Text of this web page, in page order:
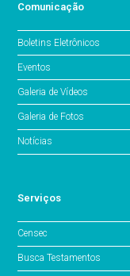
Comunicação
Boletins Eletrônicos
Eventos
Galeria de Vídeos
Galeria de Fotos
Notícias
Serviços
Censec
Busca Testamentos